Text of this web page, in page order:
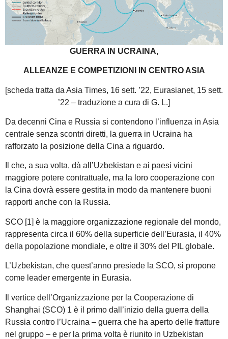
GUERRA IN UCRAINA,
ALLEANZE E COMPETIZIONI IN CENTRO ASIA
[scheda tratta da Asia Times, 16 sett. ’22, Eurasianet, 15 sett.
’22 – traduzione a cura di G. L.]
Da decenni Cina e Russia si contendono l’influenza in Asia
centrale senza scontri diretti, la guerra in Ucraina ha
rafforzato la posizione della Cina a riguardo.
Il che, a sua volta, dà all’Uzbekistan e ai paesi vicini
maggiore potere contrattuale, ma la loro cooperazione con
la Cina dovrà essere gestita in modo da mantenere buoni
rapporti anche con la Russia.
SCO [1] è la maggiore organizzazione regionale del mondo,
rappresenta circa il 60% della superficie dell’Eurasia, il 40%
della popolazione mondiale, e oltre il 30% del PIL globale.
L’Uzbekistan, che quest’anno presiede la SCO, si propone
come leader emergente in Eurasia.
Il vertice dell’Organizzazione per la Cooperazione di
Shanghai (SCO) 1 è il primo dall’inizio della guerra della
Russia contro l’Ucraina – guerra che ha aperto delle fratture
nel gruppo – e per la prima volta è riunito in Uzbekistan